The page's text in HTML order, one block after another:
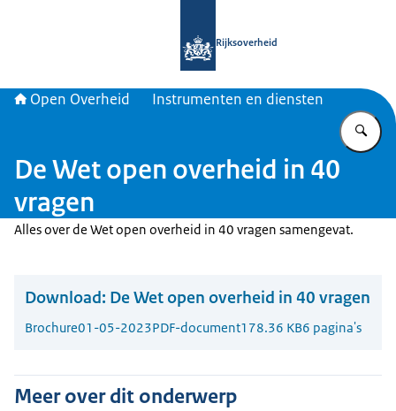
Rijksoverheid
Open Overheid Instrumenten en diensten
De Wet open overheid in 40
vragen
Alles over de Wet open overheid in 40 vragen samengevat.
Download: De Wet open overheid in 40 vragen
Brochure01-05-2023PDF-document178.36 KB6 pagina's
Meer over dit onderwerp